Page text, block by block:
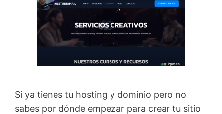
Si ya tienes tu hosting y dominio pero no
sabes por dónde empezar para crear tu sitio